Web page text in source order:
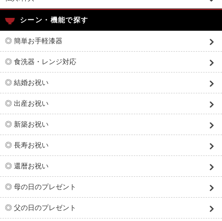
シーン・機能で探す
◎ 簡単お手軽漆器
◎ 食洗器・レンジ対応
◎ 結婚お祝い
◎ 出産お祝い
◎ 新築お祝い
◎ 長寿お祝い
◎ 還暦お祝い
◎ 母の日のプレゼント
◎ 父の日のプレゼント